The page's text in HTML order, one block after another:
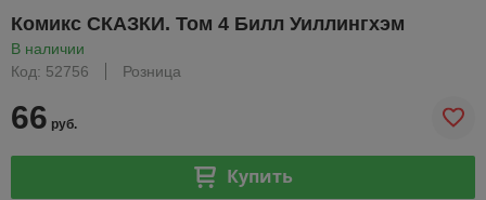
Комикс СКАЗКИ. Том 4 Билл Уиллингхэм
В наличии
Код: 52756
Розница
66 руб.
Купить